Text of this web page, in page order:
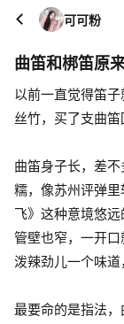
可可粉
曲笛和梆笛原
以前一直觉得笛
丝竹，买了支曲笛
曲笛身子长，差
糯，像苏州评弹
飞》这种意境悠
管壁也窄，一开
泼辣劲儿一个味道
最要命的是指法